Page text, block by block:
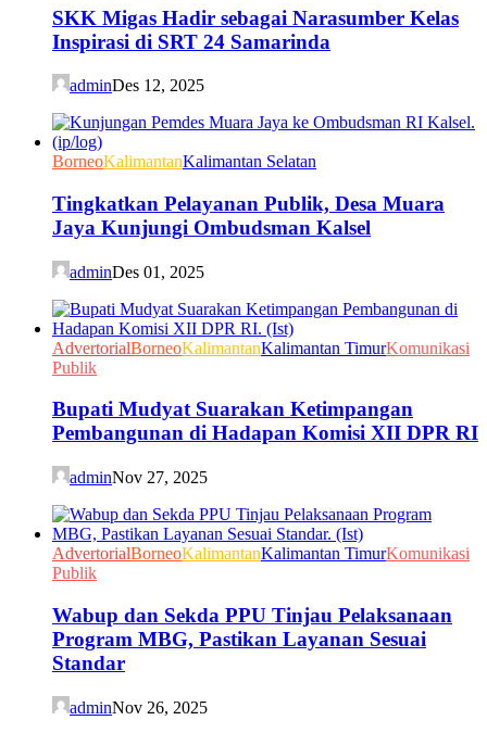
SKK Migas Hadir sebagai Narasumber Kelas
Inspirasi di SRT 24 Samarinda
adminDes 12, 2025
BorneoKalimantanKalimantan Selatan
Tingkatkan Pelayanan Publik, Desa Muara
Jaya Kunjungi Ombudsman Kalsel
adminDes 01, 2025
AdvertorialBorneoKalimantanKalimantan TimurKomunikasi
Publik
Bupati Mudyat Suarakan Ketimpangan
Pembangunan di Hadapan Komisi XII DPR RI
adminNov 27, 2025
AdvertorialBorneoKalimantanKalimantan TimurKomunikasi
Publik
Wabup dan Sekda PPU Tinjau Pelaksanaan
Program MBG, Pastikan Layanan Sesuai
Standar
adminNov 26, 2025